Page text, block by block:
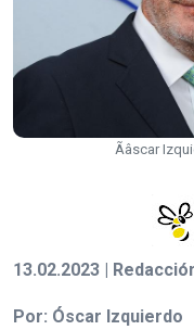
Ãâscar
13.02.2023 |
Por: Óscar Izquierdo